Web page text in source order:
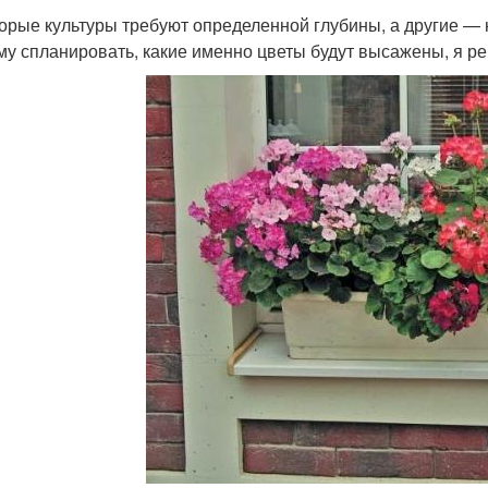
культуры требуют определенной глубины, а другие
спланировать, какие именно цветы будут высажены, я